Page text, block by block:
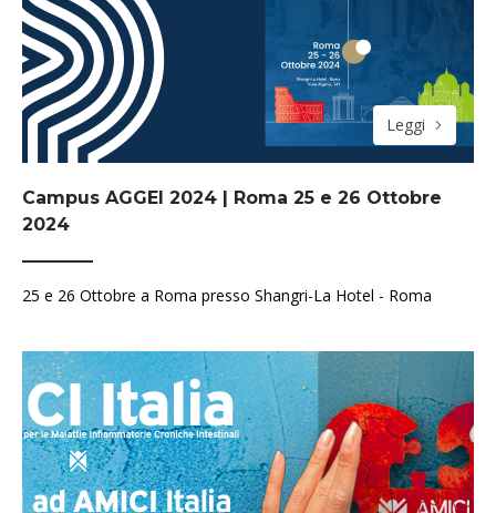
Leggi
Campus AGGEI 2024 | Roma 25 e 26 Ottobre
2024
25 e 26 Ottobre a Roma presso Shangri-La Hotel - Roma